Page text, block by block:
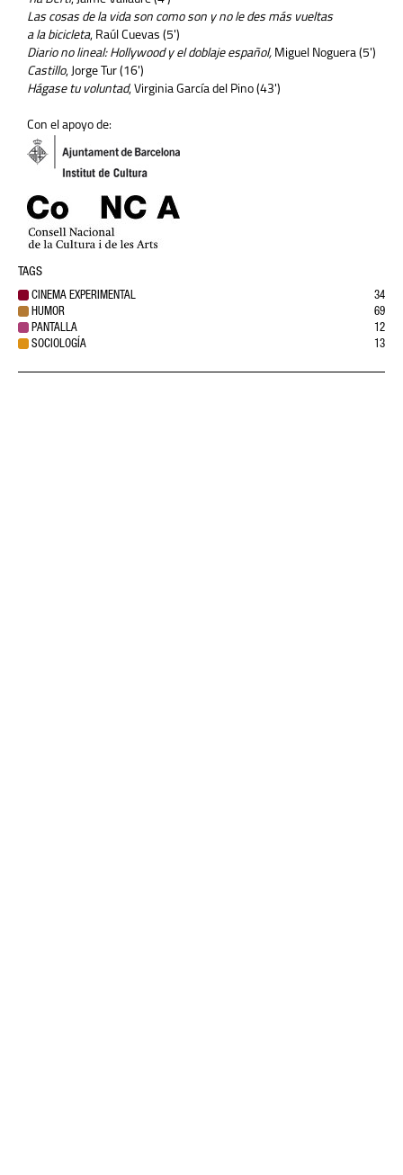
Las cosas de la vida son como son y no le des más vueltas
a la bicicleta, Raúl Cuevas (5')
Diario no lineal: Hollywood y el doblaje español, Miguel Noguera (5')
Castillo, Jorge Tur (16')
Hágase tu voluntad, Virginia García del Pino (43')
Con el apoyo de:
TAGS
CINEMA EXPERIMENTAL
34
HUMOR
69
PANTALLA
12
SOCIOLOGÍA
13